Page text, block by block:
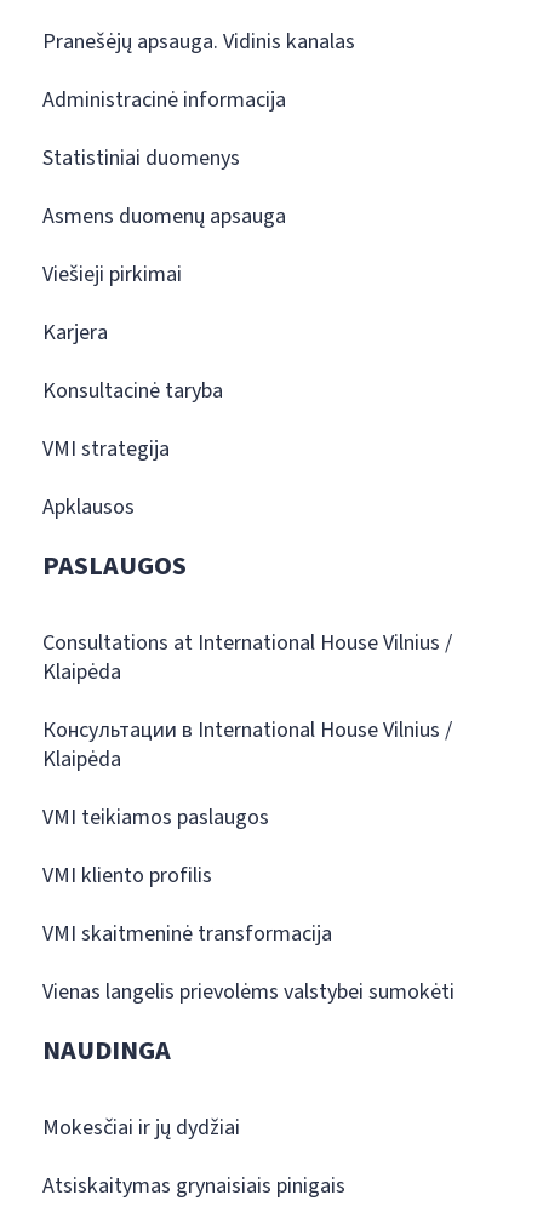
Pranešėjų apsauga. Vidinis kanalas
Administracinė informacija
Statistiniai duomenys
Asmens duomenų apsauga
Viešieji pirkimai
Karjera
Konsultacinė taryba
VMI strategija
Apklausos
PASLAUGOS
Consultations at International House Vilnius /
Klaipėda
Консультации в International House Vilnius /
Klaipėda
VMI teikiamos paslaugos
VMI kliento profilis
VMI skaitmeninė transformacija
Vienas langelis prievolėms valstybei sumokėti
NAUDINGA
Mokesčiai ir jų dydžiai
Atsiskaitymas grynaisiais pinigais